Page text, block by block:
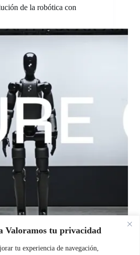
Valoramos tu privacidad
tu experiencia de navegación,
de la robótica con
cerca con los nuevos robots
«el futuro es hoy… Bueno,